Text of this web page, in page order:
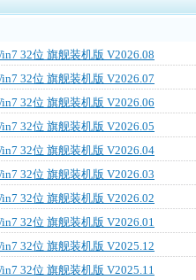
32位 旗舰装机版 V2026.08
32位 旗舰装机版 V2026.07
32位 旗舰装机版 V2026.06
32位 旗舰装机版 V2026.05
32位 旗舰装机版 V2026.04
32位 旗舰装机版 V2026.03
32位 旗舰装机版 V2026.02
32位 旗舰装机版 V2026.01
32位 旗舰装机版 V2025.12
32位 旗舰装机版 V2025.11